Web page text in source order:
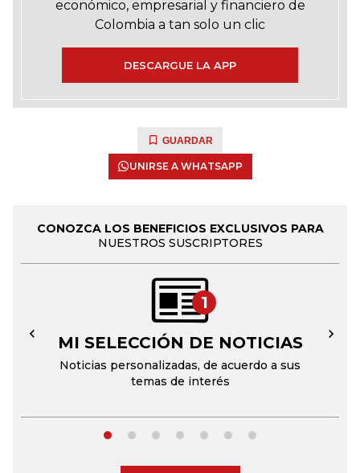
económico, empresarial y financiero de
Colombia a tan solo un clic
DESCARGUE LA APP
GUARDAR
UNIRSE A WHATSAPP
CONOZCA LOS BENEFICIOS EXCLUSIVOS PARA
NUESTROS SUSCRIPTORES
1
MI SELECCIÓN DE NOTICIAS
Noticias personalizadas, de acuerdo a sus
temas de interés
← →